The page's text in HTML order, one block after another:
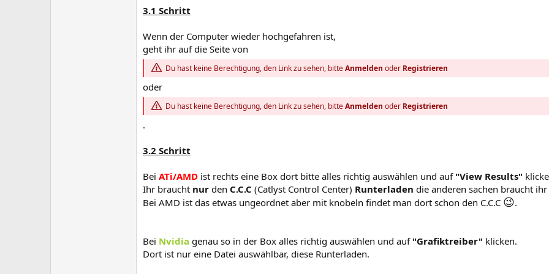
3.1 Schritt
Wenn der Computer wieder hochgefahren ist,
geht ihr auf die Seite von
Du hast keine Berechtigung, den Link zu sehen, bitteAnmelden oder Registrieren
oder
Du hast keine Berechtigung, den Link zu sehen, bitteAnmelden oder Registrieren
.
3.2 Schritt
Bei ATi/AMD ist rechts eine Box dort bitte alles richtig auswählen und auf "View Results"
Ihr braucht nur den C.C.C (Catlyst Control Center) Runterladen die anderen sachen braucht ihr
Bei AMD ist das etwas ungeordnet aber mit knobeln findet man dort schon den C.C.C 😉.
Bei Nvidia genau so in der Box alles richtig auswählen und auf "Grafiktreiber" klicken.
Dort ist nur eine Datei auswählbar, diese Runterladen.